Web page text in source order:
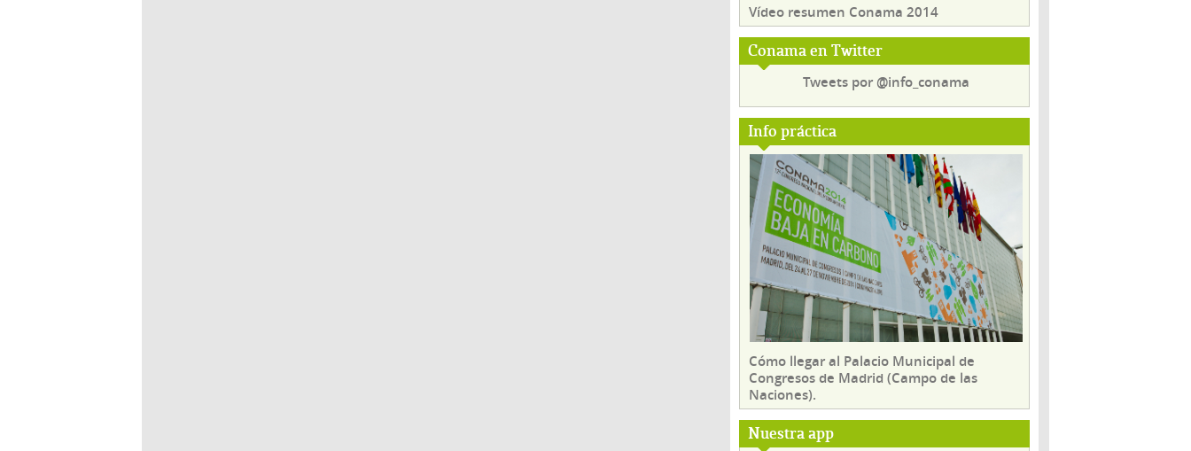
Vídeo resumen Conama 2014
Conama en Twitter
Tweets por @info_conama
Info práctica
Cómo llegar al Palacio Municipal de
Congresos de Madrid (Campo de las
Naciones).
Nuestra app